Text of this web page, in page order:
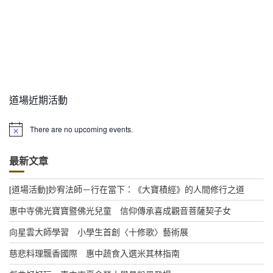
道場近期活動
N
i
c
e
There are no upcoming events.
最新文章
[道場活動]妙宥法師－行在當下：《大寶積經》的人間修行之道
惠中寺佛光寶寶暨佛光兒童 信仰傳承喜成觀音菩薩契子女
向星雲大師學習 小學生首創〈十修歌〉藝術展
慈悲料理飄香國際 惠中蔬食入選米其林指南